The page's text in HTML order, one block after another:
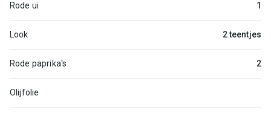
Rode ui 1
Look 2 teentjes
Rode paprika's 2
Olijfolie